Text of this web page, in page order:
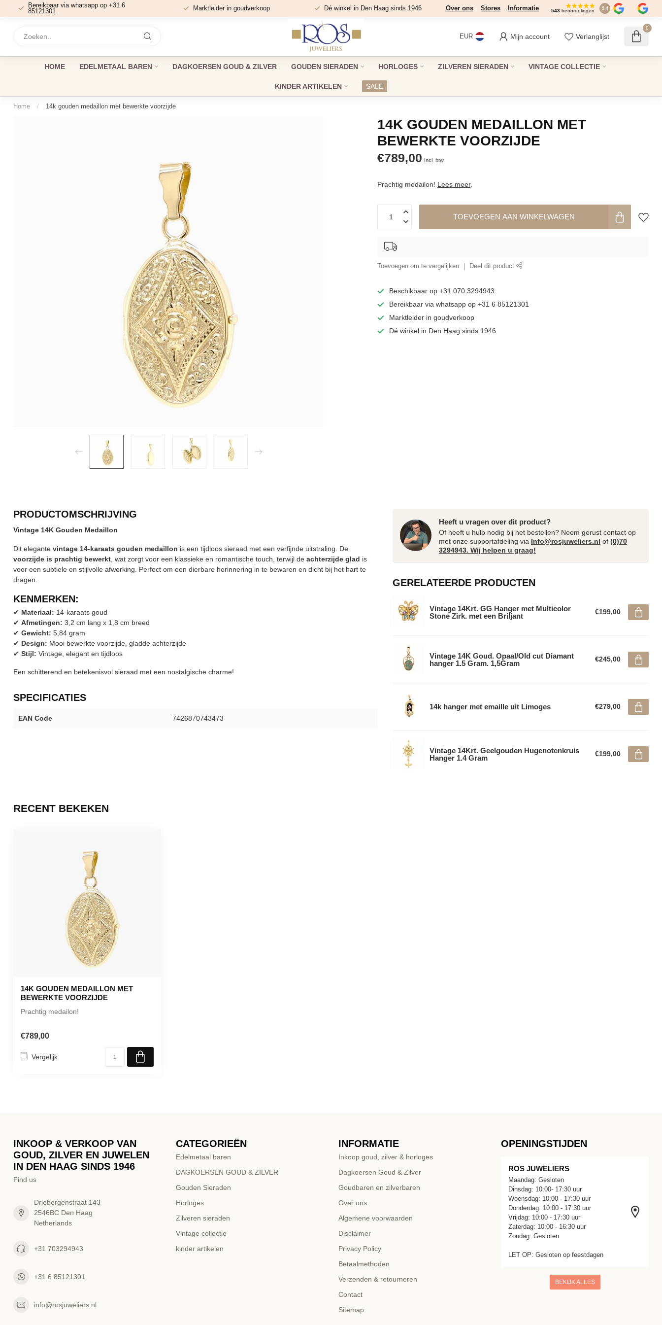
Bereikbaar via whatsapp op +31 6
85121301
Marktleider in goudverkoop Dé winkel in Den Haag sinds 1946 Over ons Stores Informatie 543 beoordelingen 9.4
EUR Mijn account Verlanglijst
0
HOME EDELMETAAL BAREN DAGKOERSEN GOUD & ZILVER GOUDEN SIERADEN HORLOGES ZILVEREN SIERADEN VINTAGE COLLECTIE
KINDER ARTIKELEN SALE
Home / 14k gouden medaillon met bewerkte voorzijde
14K GOUDEN MEDAILLON MET
BEWERKTE VOORZIJDE
€789,00 Incl. btw
Prachtig medailon! Lees meer.
TOEVOEGEN AAN WINKELWAGEN
Toevoegen om te vergelijken Deel dit product
Beschikbaar op +31 070 3294943
Bereikbaar via whatsapp op +31 6 85121301
Marktleider in goudverkoop
Dé winkel in Den Haag sinds 1946
PRODUCTOMSCHRIJVING
Vintage 14K Gouden Medaillon
Dit elegante vintage 14-karaats gouden medaillon is een tijdloos sieraad met een verfijnde uitstraling. De
voorzijde is prachtig bewerkt , wat zorgt voor een klassieke en romantische touch, terwijl de achterzijde glad is
voor een subtiele en stijlvolle afwerking. Perfect om een dierbare herinnering in te bewaren en dicht bij het hart te
dragen.
KENMERKEN:
✔ Materiaal: 14-karaats goud
✔ Afmetingen: 3,2 cm lang x 1,8 cm breed
✔ Gewicht: 5,84 gram
✔ Design: Mooi bewerkte voorzijde, gladde achterzijde
✔ Stijl: Vintage, elegant en tijdloos
Een schitterend en betekenisvol sieraad met een nostalgische charme!
SPECIFICATIES
EAN Code 7426870743473
Heeft u vragen over dit product?
Of heeft u hulp nodig bij het bestellen? Neem gerust contact op
met onze supportafdeling via Info@rosjuweliers.nl of (0)70
3294943. Wij helpen u graag!
GERELATEERDE PRODUCTEN
Vintage 14Krt. GG Hanger met Multicolor
Stone Zirk. met een Briljant
€199,00
Vintage 14K Goud. Opaal/Old cut Diamant
hanger 1.5 Gram. 1,5Gram
€245,00
14k hanger met emaille uit Limoges €279,00
Vintage 14Krt. Geelgouden Hugenotenkruis
Hanger 1.4 Gram
€199,00
RECENT BEKEKEN
14K GOUDEN MEDAILLON MET
BEWERKTE VOORZIJDE
Prachtig medailon!
€789,00
Vergelijk
INKOOP & VERKOOP VAN
GOUD, ZILVER EN JUWELEN
IN DEN HAAG SINDS 1946
Find us
Driebergenstraat 143
2546BC Den Haag
Netherlands
+31 703294943
+31 6 85121301
info@rosjuweliers.nl
CATEGORIEËN
Edelmetaal baren
DAGKOERSEN GOUD & ZILVER
Gouden Sieraden
Horloges
Zilveren sieraden
Vintage collectie
kinder artikelen
INFORMATIE
Inkoop goud, zilver & horloges
Dagkoersen Goud & Zilver
Goudbaren en zilverbaren
Over ons
Algemene voorwaarden
Disclaimer
Privacy Policy
Betaalmethoden
Verzenden & retourneren
Contact
Sitemap
OPENINGSTIJDEN
ROS JUWELIERS
Maandag: Gesloten
Dinsdag: 10:00- 17:30 uur
Woensdag: 10:00 - 17:30 uur
Donderdag: 10:00 - 17:30 uur
Vrijdag: 10:00 - 17:30 uur
Zaterdag: 10:00 - 16:30 uur
Zondag: Gesloten
LET OP: Gesloten op feestdagen
BEKIJK ALLES